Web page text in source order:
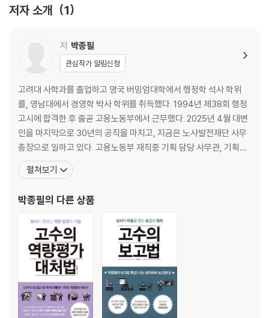
· 무엇을 먼저 볼까? - 표현보다 이해
· 무엇을 좋게 볼까? - 나열보다 관계
3장 스토리 더하기
· 곁가지와 덩어리를 구분하자
· 덩어리에 스토리를 입히자
· 부분의 스토리에서 남과 달라지자
· 스토리텔링, 200% 활용하기
2부 평가기법별 공략법
· 본질찾기 | 생각을 글로 잘 정리하기
· 자료읽기 | 눈으로 보지 말고 생각하며 읽자
· 분석하기 | 실태를 분석해야 스토리가 보인다
· 표현하기 | 깔끔한 문장쓰기 원칙 5
원칙 1 | 0.2줄 꼬리를 자르자
원칙 2 | 치장 문구를 지우자
원칙 3 | 적합한 동사를 쓰자
원칙 4 | 문장을 읽으면서 오류를 찾아내자
저자 소개 1
저 박종필
관심작가 알림신청
고려대 사학과를 졸업하고 영국 버밍엄대학에서 행정학 석사 학위
를, 영남대에서 경영학 박사 학위를 취득했다. 1994년 제38회 행정
고시에 합격한 후 줄곧 고용노동부에서 근무했다. 2025년 4월 대변
인을 마지막으로 30년의 공직을 마치고, 지금은 노사발전재단 사무
총장으로 일하고 있다. 고용노동부 재직중 기획 담당 사무관, 기획예
산담당관, 기획조정실장을 모두 거쳤고, 특히 대변인도 2회 역임(국
장, 실장)하면서 기획과 보고, 소통의 달인으로 인정받고 있다. 그래
의 보고법(개정증보판)》이 있다. 2019년에는 국
펼쳐보기
박종필의 다른 상품